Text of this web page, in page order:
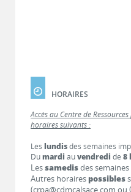
HORAIRES
Accès au Centre de
horaires suivants :
Les lundisdes semaines
Dumardi auvendredi de 8
Lessamedisdes
Autres horaires possibles
(crpa@cdmcalsace.com ou